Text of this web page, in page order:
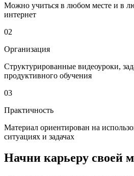
Можно учиться в любом месте и в
интернет
02
Организация
Структурированные видеоуроки,
продуктивного обучения
03
Практичность
Материал ориентирован на
ситуациях и задачах
Начни карьеру своей